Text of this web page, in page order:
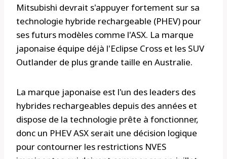
Mitsubishi devrait s'appuyer fortement sur sa
technologie hybride rechargeable (PHEV) pour
ses futurs modèles comme l'ASX. La marque
japonaise équipe déjà l'Eclipse Cross et les SUV
Outlander de plus grande taille en Australie.
La marque japonaise est l'un des leaders des
hybrides rechargeables depuis des années et
dispose de la technologie prête à fonctionner,
donc un PHEV ASX serait une décision logique
pour contourner les restrictions NVES